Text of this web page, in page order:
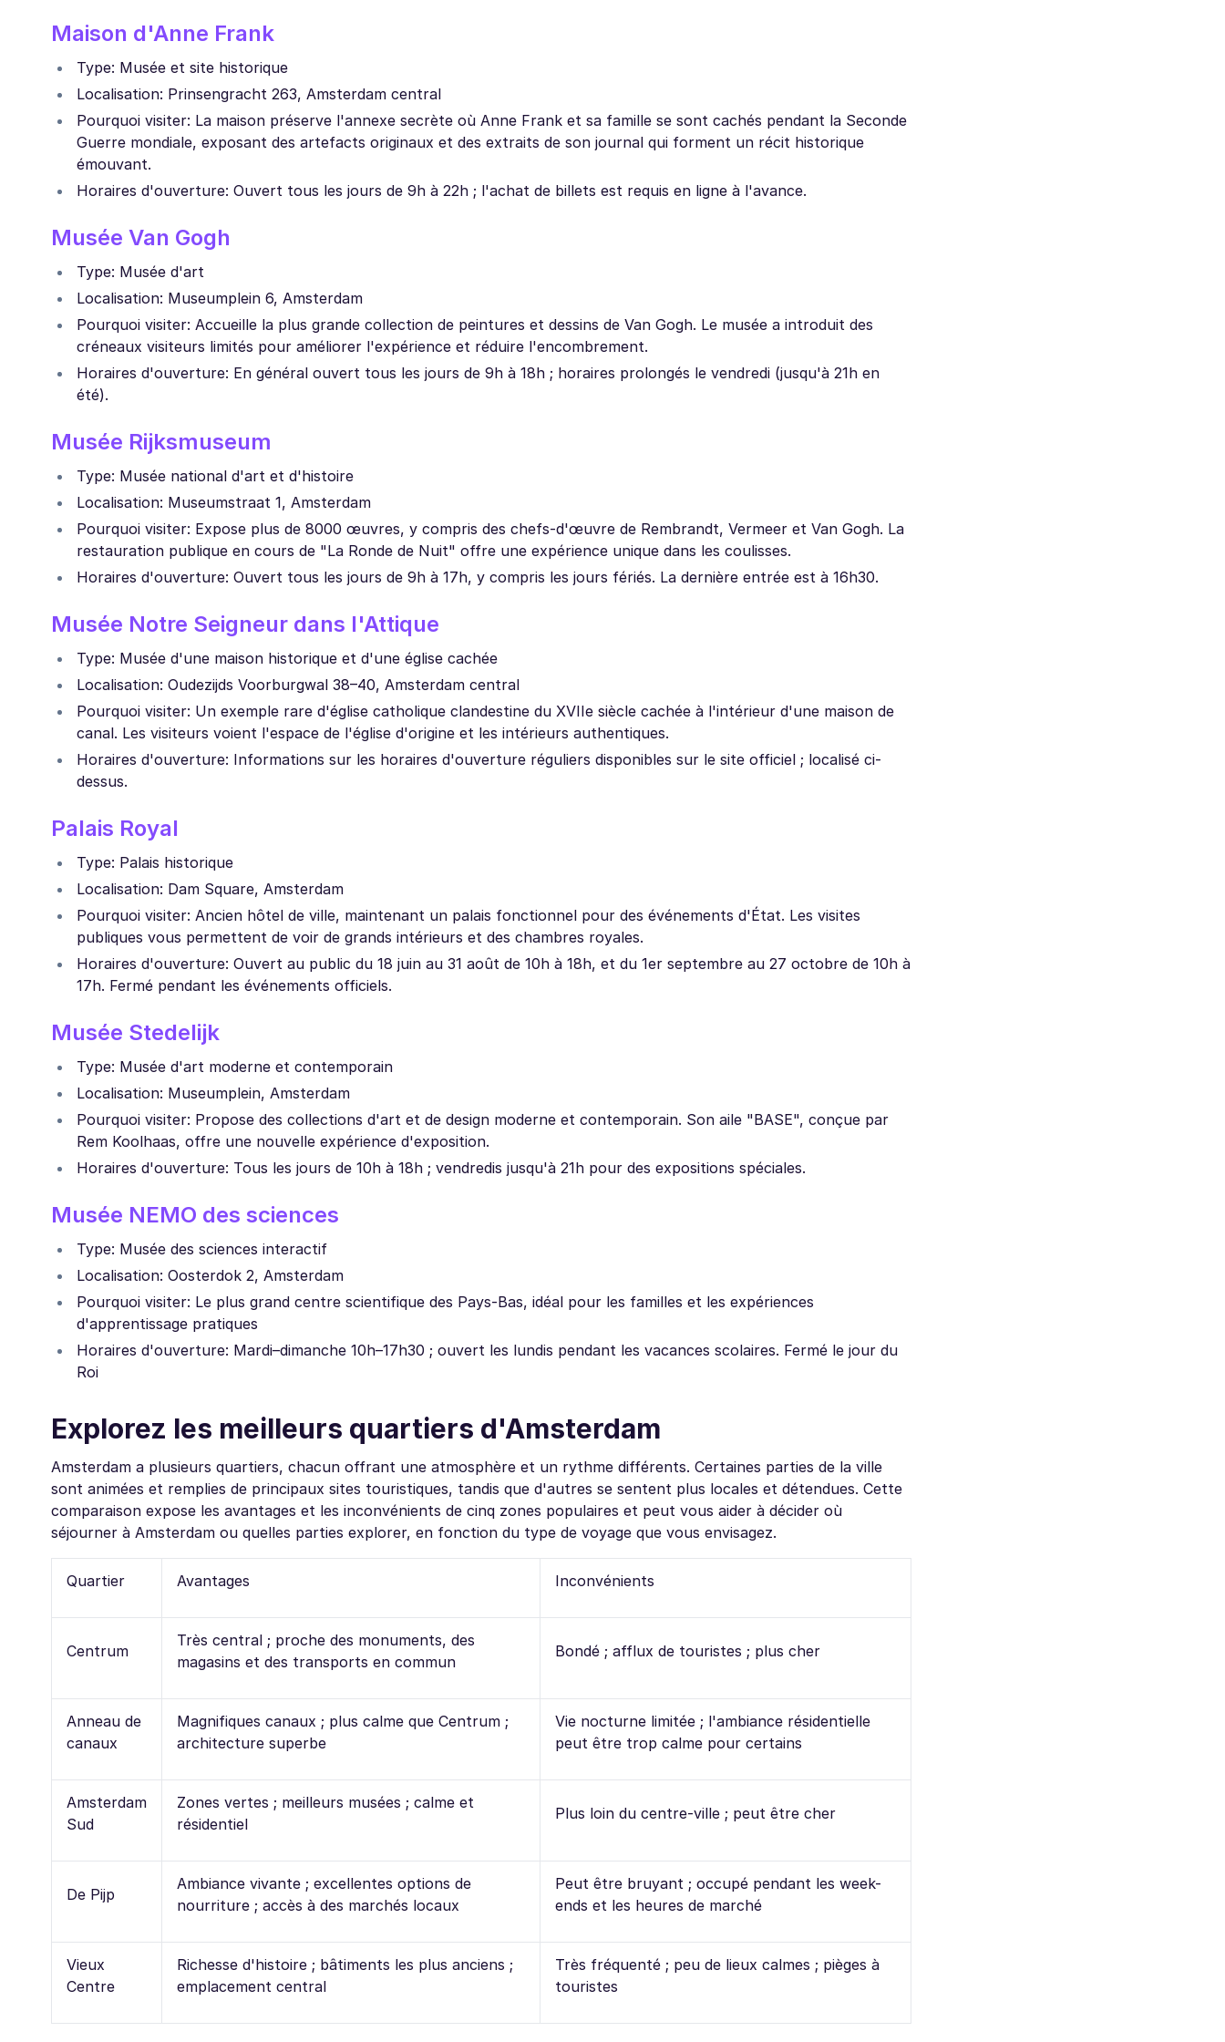
Maison d'Anne Frank
Type: Musée et site historique
Localisation: Prinsengracht 263, Amsterdam central
Pourquoi visiter: La maison préserve l'annexe secrète où Anne Frank et sa famille se sont cachés pendant la Seconde
Guerre mondiale, exposant des artefacts originaux et des extraits de son journal qui forment un récit historique
émouvant.
Horaires d'ouverture: Ouvert tous les jours de 9h à 22h ; l'achat de billets est requis en ligne à l'avance.
Musée Van Gogh
Type: Musée d'art
Localisation: Museumplein 6, Amsterdam
Pourquoi visiter: Accueille la plus grande collection de peintures et dessins de Van Gogh. Le musée a introduit des
créneaux visiteurs limités pour améliorer l'expérience et réduire l'encombrement.
Horaires d'ouverture: En général ouvert tous les jours de 9h à 18h ; horaires prolongés le vendredi (jusqu'à 21h en
été).
Musée Rijksmuseum
Type: Musée national d'art et d'histoire
Localisation: Museumstraat 1, Amsterdam
Pourquoi visiter: Expose plus de 8000 œuvres, y compris des chefs-d'œuvre de Rembrandt, Vermeer et Van Gogh. La
restauration publique en cours de "La Ronde de Nuit" offre une expérience unique dans les coulisses.
Horaires d'ouverture: Ouvert tous les jours de 9h à 17h, y compris les jours fériés. La dernière entrée est à 16h30.
Musée Notre Seigneur dans l'Attique
Type: Musée d'une maison historique et d'une église cachée
Localisation: Oudezijds Voorburgwal 38–40, Amsterdam central
Pourquoi visiter: Un exemple rare d'église catholique clandestine du XVIIe siècle cachée à l'intérieur d'une maison de
canal. Les visiteurs voient l'espace de l'église d'origine et les intérieurs authentiques.
Horaires d'ouverture: Informations sur les horaires d'ouverture réguliers disponibles sur le site officiel ; localisé ci-
dessus.
Palais Royal
Type: Palais historique
Localisation: Dam Square, Amsterdam
Pourquoi visiter: Ancien hôtel de ville, maintenant un palais fonctionnel pour des événements d'État. Les visites
publiques vous permettent de voir de grands intérieurs et des chambres royales.
Horaires d'ouverture: Ouvert au public du 18 juin au 31 août de 10h à 18h, et du 1er septembre au 27 octobre de 10h à
17h. Fermé pendant les événements officiels.
Musée Stedelijk
Type: Musée d'art moderne et contemporain
Localisation: Museumplein, Amsterdam
Pourquoi visiter: Propose des collections d'art et de design moderne et contemporain. Son aile "BASE", conçue par
Rem Koolhaas, offre une nouvelle expérience d'exposition.
Horaires d'ouverture: Tous les jours de 10h à 18h ; vendredis jusqu'à 21h pour des expositions spéciales.
Musée NEMO des sciences
Type: Musée des sciences interactif
Localisation: Oosterdok 2, Amsterdam
Pourquoi visiter: Le plus grand centre scientifique des Pays-Bas, idéal pour les familles et les expériences
d'apprentissage pratiques
Horaires d'ouverture: Mardi–dimanche 10h–17h30 ; ouvert les lundis pendant les vacances scolaires. Fermé le jour du
Roi
Explorez les meilleurs quartiers d'Amsterdam
Amsterdam a plusieurs quartiers, chacun offrant une atmosphère et un rythme différents. Certaines parties de la ville
sont animées et remplies de principaux sites touristiques, tandis que d'autres se sentent plus locales et détendues. Cette
comparaison expose les avantages et les inconvénients de cinq zones populaires et peut vous aider à décider où
séjourner à Amsterdam ou quelles parties explorer, en fonction du type de voyage que vous envisagez.
Quartier Avantages Inconvénients
Centrum
Très central ; proche des monuments, des
magasins et des transports en commun
Bondé ; afflux de touristes ; plus cher
Anneau de
canaux
Magnifiques canaux ; plus calme que Centrum ;
architecture superbe
Vie nocturne limitée ; l'ambiance résidentielle
peut être trop calme pour certains
Amsterdam
Sud
Zones vertes ; meilleurs musées ; calme et
résidentiel
Plus loin du centre-ville ; peut être cher
De Pijp
Ambiance vivante ; excellentes options de
nourriture ; accès à des marchés locaux
Peut être bruyant ; occupé pendant les week-
ends et les heures de marché
Vieux
Centre
Richesse d'histoire ; bâtiments les plus anciens ;
emplacement central
Très fréquenté ; peu de lieux calmes ; pièges à
touristes